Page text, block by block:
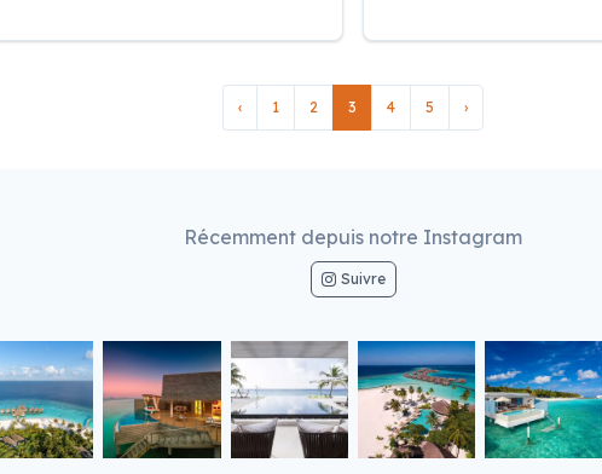
‹ 1 2 3 4 5 ›
Récemment depuis notre Instagram
Suivre